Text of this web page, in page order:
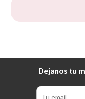
Dejanos tu